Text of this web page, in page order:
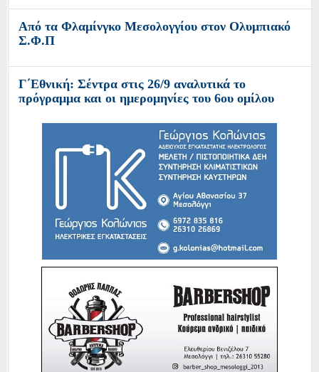
Από τα Φλαμίνγκο Μεσολογγίου στον Ολυμπιακό
Σ.Φ.Π
Γ΄Εθνική: Σέντρα στις 26/9 αναλυτικά το
πρόγραμμα και οι ημερομηνίες του 6ου ομίλου